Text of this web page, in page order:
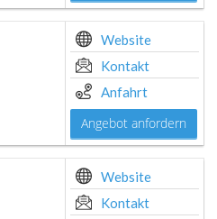
Website
Kontakt
Anfahrt
Angebot anfordern
Website
Kontakt